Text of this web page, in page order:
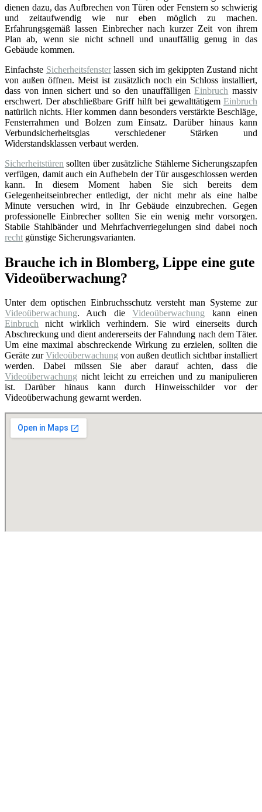
dienen dazu, das Aufbrechen von Türen oder Fenstern so schwierig
und zeitaufwendig wie nur eben möglich zu machen.
Erfahrungsgemäß lassen Einbrecher nach kurzer Zeit von ihrem
Plan ab, wenn sie nicht schnell und unauffällig genug in das
Gebäude kommen.
Einfachste Sicherheitsfensterlassen sich im gekippten Zustand nicht
von außen öffnen. Meist ist zusätzlich noch ein Schloss installiert,
dass von innen sichert und so den unauffälligenEinbruch massiv
erschwert. Der abschließbare Griff hilft bei gewalttätigem Einbruch
natürlich nichts. Hier kommen dann besonders verstärkte Beschläge,
Fensterrahmen und Bolzen zum Einsatz. Darüber hinaus kann
Verbundsicherheitsglas verschiedener Stärken und
Widerstandsklassen verbaut werden.
Sicherheitstüren sollten über zusätzliche Stählerne Sicherungszapfen
verfügen, damit auch ein Aufhebeln der Tür ausgeschlossen werden
kann. In diesem Moment haben Sie sich bereits dem
Gelegenheitseinbrecher entledigt, der nicht mehr als eine halbe
Minute versuchen wird, in Ihr Gebäude einzubrechen. Gegen
professionelle Einbrecher sollten Sie ein wenig mehr vorsorgen.
Stabile Stahlbänder und Mehrfachverriegelungen sind dabei noch
recht günstige Sicherungsvarianten.
Brauche ich in Blomberg, Lippe eine gute
Videoüberwachung?
Unter dem optischen Einbruchsschutz versteht man Systeme zur
Videoüberwachung. Auch dieVideoüberwachung kann einen
Einbruch nicht wirklich verhindern. Sie wird einerseits durch
Abschreckung und dient andererseits der Fahndung nach dem Täter.
Um eine maximal abschreckende Wirkung zu erzielen, sollten die
Geräte zurVideoüberwachung von außen deutlich sichtbar installiert
werden. Dabei müssen Sie aber darauf achten, dass die
Videoüberwachung nicht leicht zu erreichen und zu manipulieren
ist. Darüber hinaus kann durch Hinweisschilder vor der
Videoüberwachung gewarnt werden.